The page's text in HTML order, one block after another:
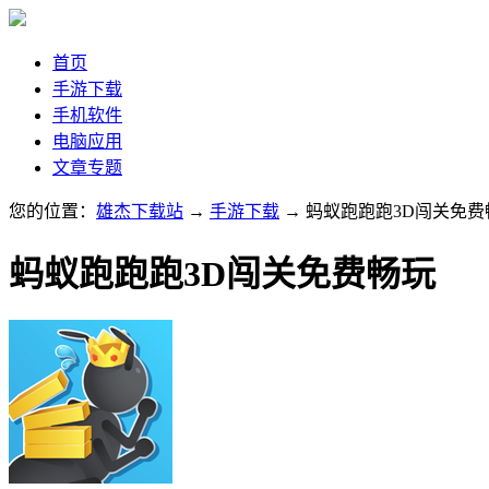
首页
手游下载
手机软件
电脑应用
文章专题
您的位置： 雄杰下载站 → 手游下载 → 蚂蚁跑跑跑3D闯关免费
蚂蚁跑跑跑3D闯关免费畅玩